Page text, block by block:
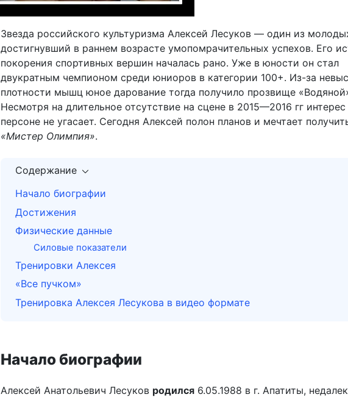
Звезда российского культуризма Алексей Лесуков — один из
достигнувший в раннем возрасте умопомрачительных успехов. Его
покорения спортивных вершин началась рано. Уже в юности он стал
двукратным чемпионом среди юниоров в категории 100+. Из-за
плотности мышц юное дарование тогда получило прозвище
Несмотря на длительное отсутствие на сцене в 2015—2016 гг интерес
персоне не угасает. Сегодня Алексей полон планов и мечтает
«Мистер Олимпия».
Содержание
Начало биографии
Достижения
Физические данные
Силовые показатели
Тренировки Алексея
«Все пучком»
Тренировка Алексея Лесукова в видео формате
Начало биографии
Алексей Анатольевич Лесуков родился 6.05.1988 в г. Апатиты,